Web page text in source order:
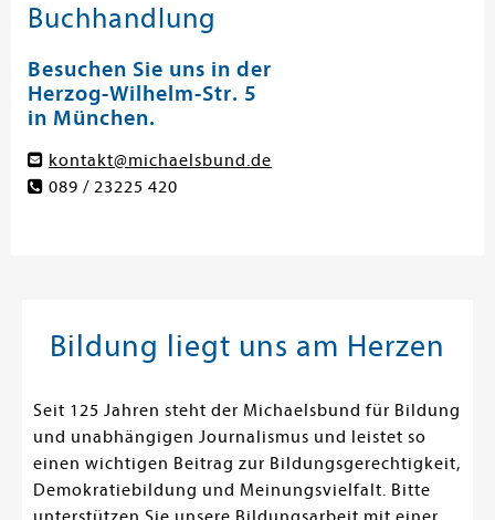
Buchhandlung
Besuchen Sie uns in der
Herzog-Wilhelm-Str. 5
in München.
kontakt@michaelsbund.de
089 / 23225 420
Bildung liegt uns am Herzen
Seit 125 Jahren steht der Michaelsbund für Bildung
und unabhängigen Journalismus und leistet so
einen wichtigen Beitrag zur Bildungsgerechtigkeit,
Demokratiebildung und Meinungsvielfalt. Bitte